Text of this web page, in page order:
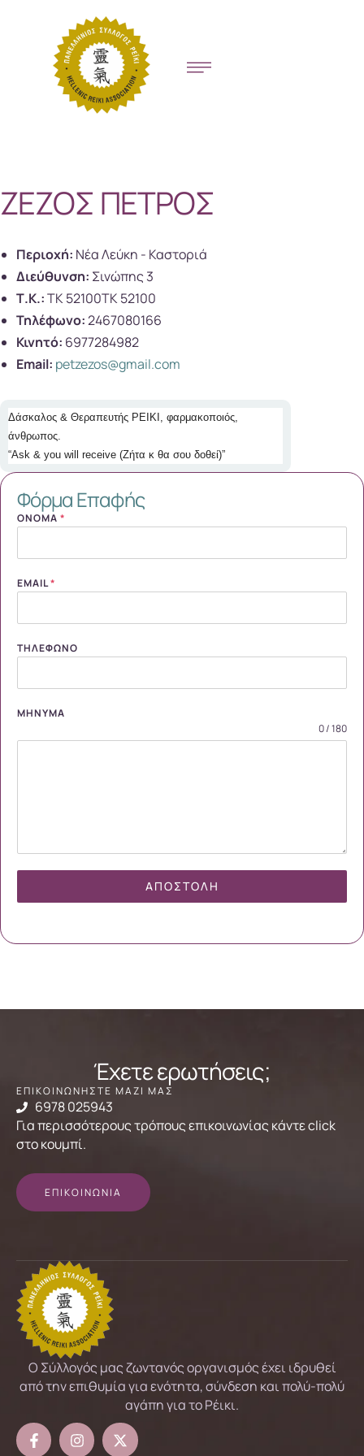
ΖΕΖΟΣ ΠΕΤΡΟΣ
Περιοχή: Νέα Λεύκη - Καστοριά
Διεύθυνση: Σινώπης 3
Τ.Κ.:ΤΚ 52100ΤΚ 52100
Τηλέφωνο:2467080166
Κινητό: 6977284982
Email: petzezos@gmail.com
Δάσκαλος & Θεραπευτής ΡΕΙΚΙ, φαρμακοποιός,
άνθρωπος.
“Ask & you will receive (Ζήτα κ θα σου δοθεί)”
Φόρμα Επαφής
ΌΝΟΜΑ *
EMAIL*
ΤΗΛΈΦΩΝΟ
ΜΉΝΥΜΑ
0 / 180
ΑΠΟΣΤΟΛΉ
Έχετε ερωτήσεις;
ΕΠΙΚΟΙΝΩΝΗΣΤΕ ΜΑΖΙ ΜΑΣ
6978 025943
Για περισσότερους τρόπους επικοινωνίας κάντε click
στο κουμπί.
ΕΠΙΚΟΙΝΩΝΙΑ
Ο Σύλλογός μας ζωντανός οργανισμός έχει ιδρυθεί
από την επιθυμία για ενότητα, σύνδεση και πολύ-πολύ
αγάπη για το Ρέικι.